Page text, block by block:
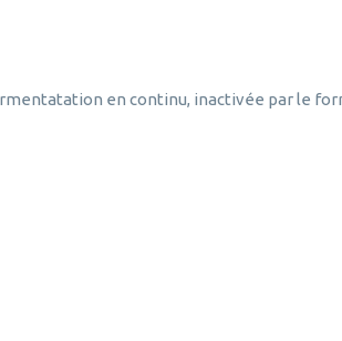
en continu, inactivée par le